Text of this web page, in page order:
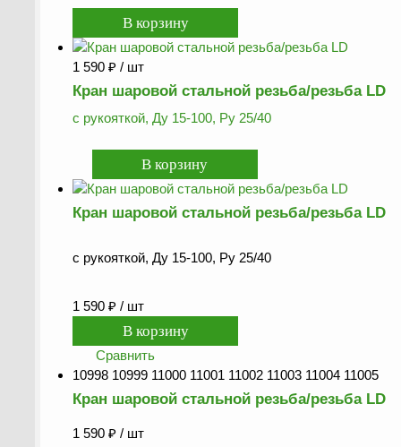
1 590 ₽ / шт
Кран шаровой стальной резьба/резьба LD
с рукояткой, Ду 15-100, Ру 25/40
Кран шаровой стальной резьба/резьба LD
с рукояткой, Ду 15-100, Ру 25/40
1 590 ₽ / шт
Сравнить
10998 10999 11000 11001 11002 11003 11004 11005
Кран шаровой стальной резьба/резьба LD
1 590 ₽ / шт